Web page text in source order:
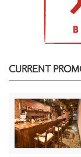
CURRENT